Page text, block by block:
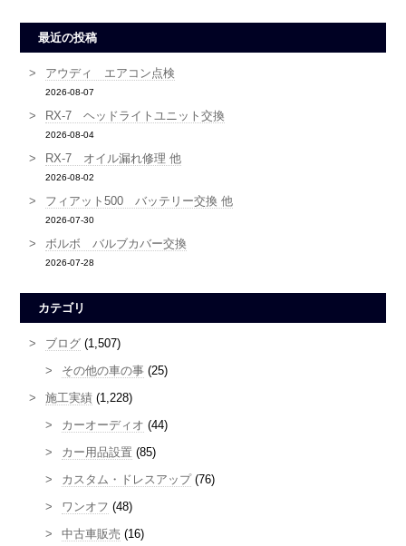
最近の投稿
アウディ エアコン点検
2026-08-07
RX-7 ヘッドライトユニット交換
2026-08-04
RX-7 オイル漏れ修理 他
2026-08-02
フィアット500 バッテリー交換 他
2026-07-30
ボルボ バルブカバー交換
2026-07-28
カテゴリ
ブログ (1,507)
その他の車の事 (25)
施工実績 (1,228)
カーオーディオ (44)
カー用品設置 (85)
カスタム・ドレスアップ(76)
ワンオフ (48)
中古車販売 (16)